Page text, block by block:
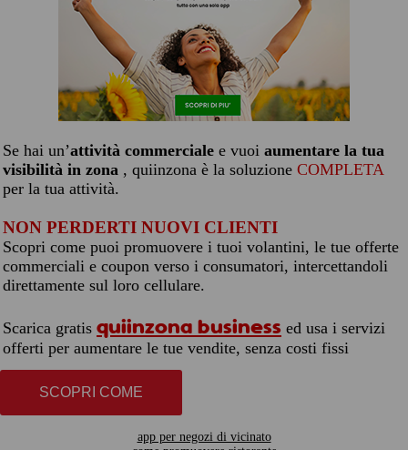
Se hai un’attività commerciale e vuoi aumentare la tua
visibilità in zona , quiinzona è la soluzione COMPLETA
per la tua attività.
NON PERDERTI NUOVI CLIENTI
Scopri come puoi promuovere i tuoi volantini, le tue offerte
commerciali e coupon verso i consumatori, intercettandoli
direttamente sul loro cellulare.
Scarica gratis quiinzona business ed usa i servizi
offerti per aumentare le tue vendite, senza costi fissi
SCOPRI COME
app per negozi di vicinato